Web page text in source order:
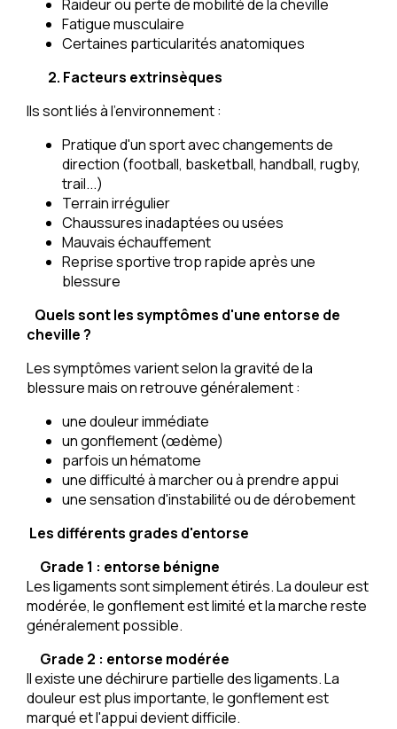
Raideur ou perte de mobilité de la cheville
Fatigue musculaire
Certaines particularités anatomiques
2. Facteurs extrinsèques
Ils sont liés à l'environnement :
Pratique d'un sport avec changements de
direction (football, basketball, handball, rugby,
trail...)
Terrain irrégulier
Chaussures inadaptées ou usées
Mauvais échauffement
Reprise sportive trop rapide après une
blessure
Quels sont les symptômes d'une entorse de
cheville ?
Les symptômes varient selon la gravité de la
blessure mais on retrouve généralement :
une douleur immédiate
un gonflement (œdème)
parfois un hématome
une difficulté à marcher ou à prendre appui
une sensation d'instabilité ou de dérobement
Les différents grades d'entorse
Grade 1 : entorse bénigne
Les ligaments sont simplement étirés. La douleur est
modérée, le gonflement est limité et la marche reste
généralement possible.
Grade 2 : entorse modérée
Il existe une déchirure partielle des ligaments. La
douleur est plus importante, le gonflement est
marqué et l'appui devient difficile.